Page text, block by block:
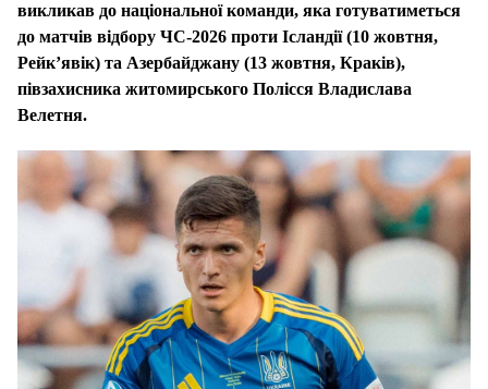
викликав до національної команди, яка готуватиметься
до матчів відбору ЧС-2026 проти Ісландії (10 жовтня,
Рейк’явік) та Азербайджану (13 жовтня, Краків),
півзахисника житомирського Полісся Владислава
Велетня.